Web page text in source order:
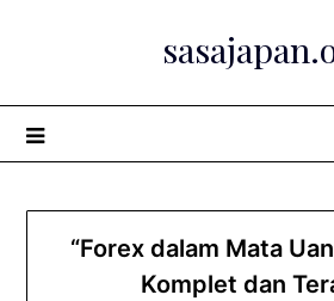
“Forex dalam Mata
Komplet dan